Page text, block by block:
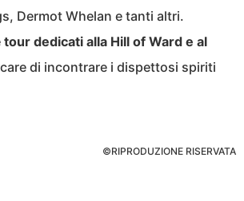
Dermot Whelan e tanti altri.
tour dedicati alla Hill of Ward e al
di incontrare i dispettosi spiriti
©RIPRODUZIONE RISERVATA